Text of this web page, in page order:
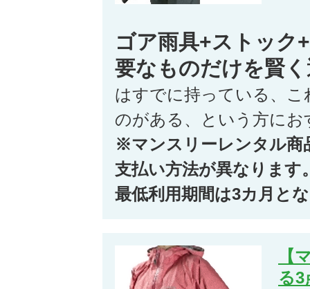
ゴア雨具+ストック
要なものだけを賢
はすでに持っている、
のがある、という方に
※マンスリーレンタル商
支払い方法が異なります
最低利用期間は3カ月と
【
る3